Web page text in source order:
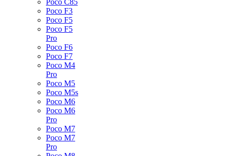
Poco C85
Poco F3
Poco F5
Poco F5
Pro
Poco F6
Poco F7
Poco M4
Pro
Poco M5
Poco M5s
Poco M6
Poco M6
Pro
Poco M7
Poco M7
Pro